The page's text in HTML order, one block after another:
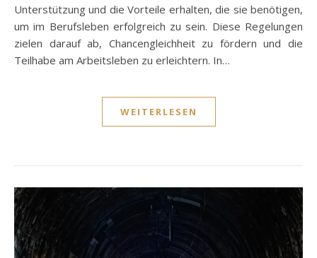
Unterstützung und die Vorteile erhalten, die sie benötigen,
um im Berufsleben erfolgreich zu sein. Diese Regelungen
zielen darauf ab, Chancengleichheit zu fördern und die
Teilhabe am Arbeitsleben zu erleichtern. In…
WEITERLESEN